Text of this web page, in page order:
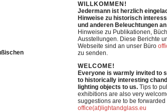
WILLKOMMEN!
Jedermann ist herzlich
Hinweise zu historisch
und anderen Beleuchtungen
Hinweise zu Publikationen,
Ausstellungen. Diese Berichte
Webseite sind an unser Büro
zu senden.
WELCOME!
Everyone is warmly invited to
to historically interesting
lighting objects to us. Tips to
exhibitions are also very
suggestions are to be forwarded
office(at)lightandglass.eu